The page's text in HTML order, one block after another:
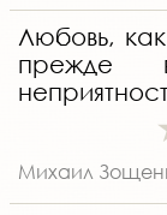
Любовь,
прежде
Михаил